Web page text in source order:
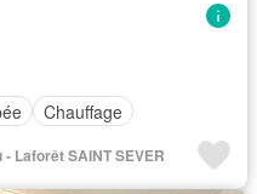
Chauffage
Laforêt SAINT SEVER